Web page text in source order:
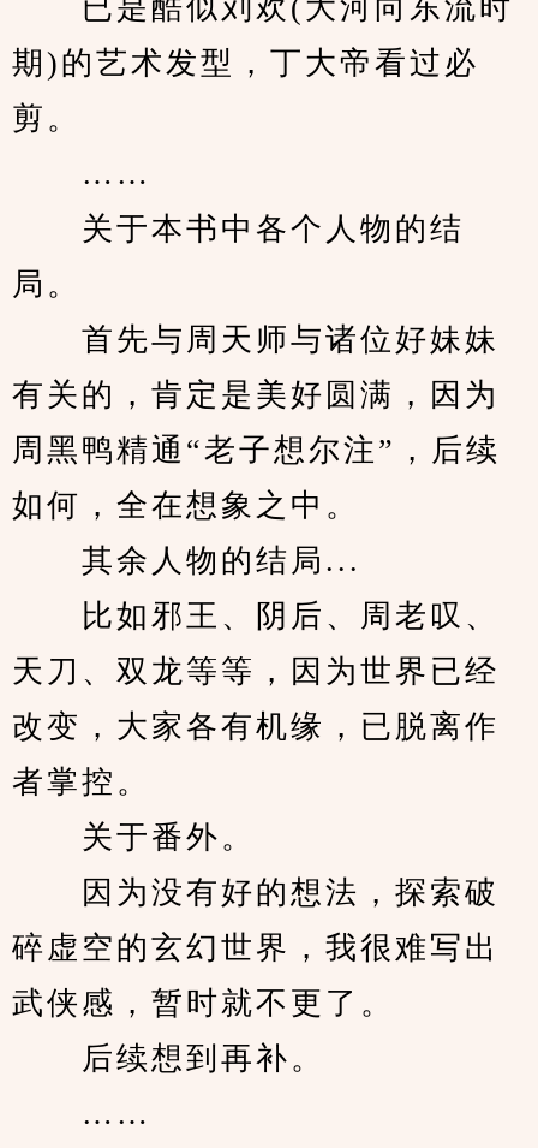
已是酷似刘欢(大河向东流时
期)的艺术发型，丁大帝看过必
剪。
……
关于本书中各个人物的结
局。
首先与周天师与诸位好妹妹
有关的，肯定是美好圆满，因为
周黑鸭精通“老子想尔注”，后续
如何，全在想象之中。
其余人物的结局...
比如邪王、阴后、周老叹、
天刀、双龙等等，因为世界已经
改变，大家各有机缘，已脱离作
者掌控。
关于番外。
因为没有好的想法，探索破
碎虚空的玄幻世界，我很难写出
武侠感，暂时就不更了。
后续想到再补。
……